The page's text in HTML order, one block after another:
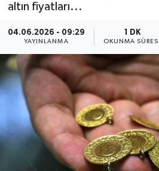
altın fiyatları...
04.06.2026 - 09:29
YAYINLANMA
1 DK
OKUNMA SÜRESI
Ekonomi
Spor
Dünya
Resmi Reklamlar
Son Dakika Haberleri
Haber Arşivi